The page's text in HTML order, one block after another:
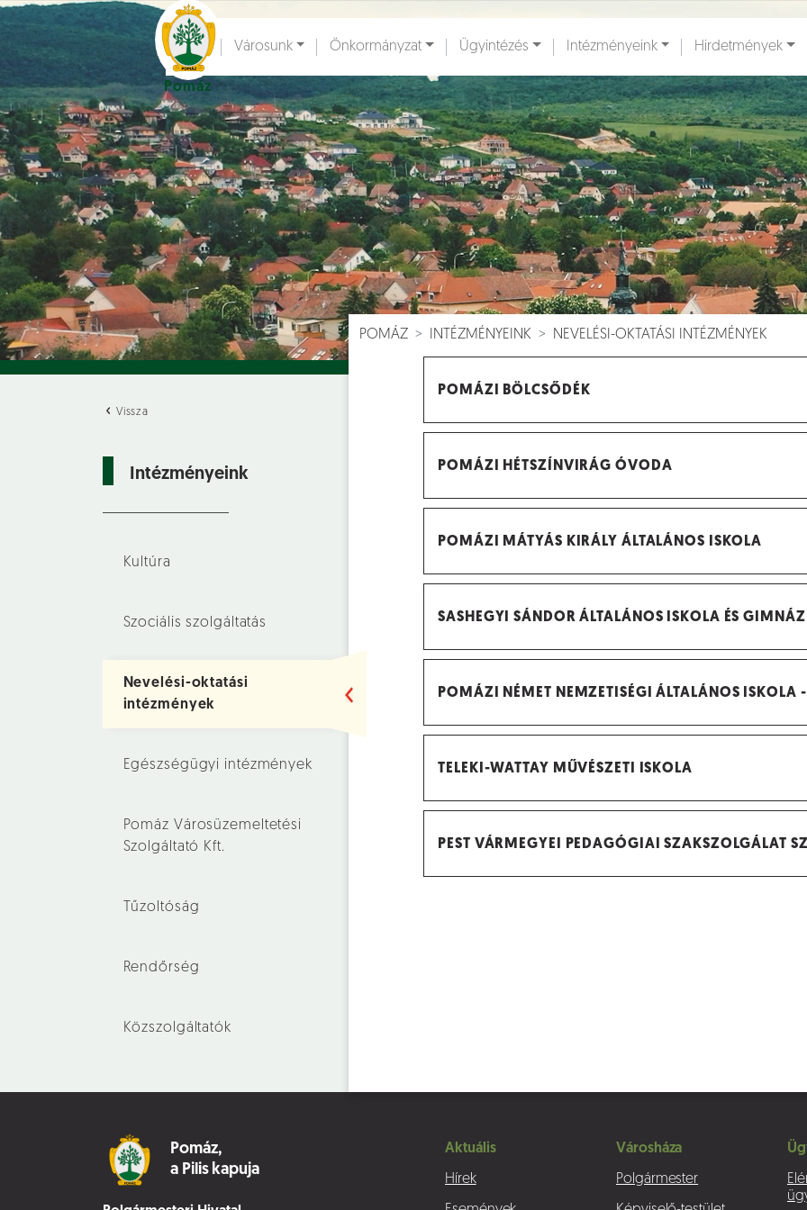
Pomáz
Ugrás a fő tartalomhoz
Városunk Önkormányzat Ügyintézés Intézményeink Hirdetmények
Vissza
Intézményeink
Kultúra
Szociális szolgáltatás
Nevelési-oktatási
intézmények
Egészségügyi intézmények
Pomáz Városüzemeltetési
Szolgáltató Kft.
Tűzoltóság
Rendőrség
Közszolgáltatók
POMÁZ INTÉZMÉNYEINK NEVELÉSI-OKTATÁSI INTÉZMÉNYEK
POMÁZI BÖLCSŐDÉK
POMÁZI HÉTSZÍNVIRÁG ÓVODA
POMÁZI MÁTYÁS KIRÁLY ÁLTALÁNOS ISKOLA
SASHEGYI SÁNDOR ÁLTALÁNOS ISKOLA ÉS
POMÁZI NÉMET NEMZETISÉGI ÁLTALÁNOS ISKOLA -
TELEKI-WATTAY MŰVÉSZETI ISKOLA
PEST VÁRMEGYEI PEDAGÓGIAI SZAKSZOLGÁLAT
Pomáz,
a Pilis kapuja
Aktuális
Hírek
Városháza
Polgármester
Hírek [] Események [ ] Dokumentumok []